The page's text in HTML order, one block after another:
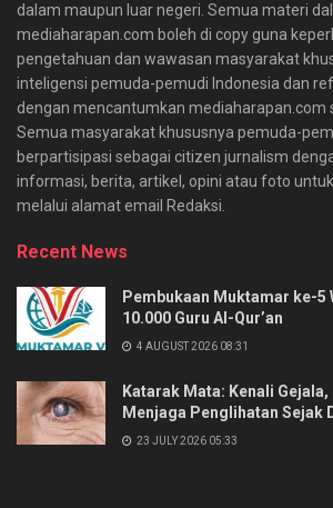
dalam maupun luar negeri. Semua materi
mediaharapan.com boleh di copy guna
pengetahuan dan wawasan masyarakat
inteligensi pemuda-pemudi Indonesia dan
dengan mencantumkan mediaharapan.com
Semua masyarakat khususnya pemuda-
berpartisipasi sebagai citizen jurnalism
informasi, berita, artikel, opini atau foto
melalui alamat email Redaksi.
Recent News
Pembukaan Muktamar ke-5
10.000 Guru Al-Qur’an
4 AUGUST 2026 08:31
Katarak Mata: Kenali Gejala,
Menjaga Penglihatan Sejak
23 JULY 2026 05:33